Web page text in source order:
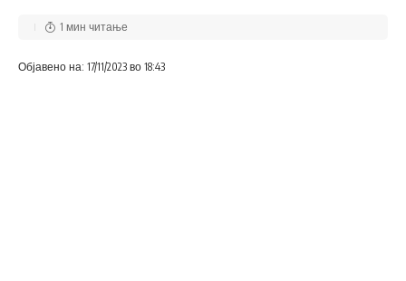
Објавено на: 17/11/2023 во 18:43
1 мин читање